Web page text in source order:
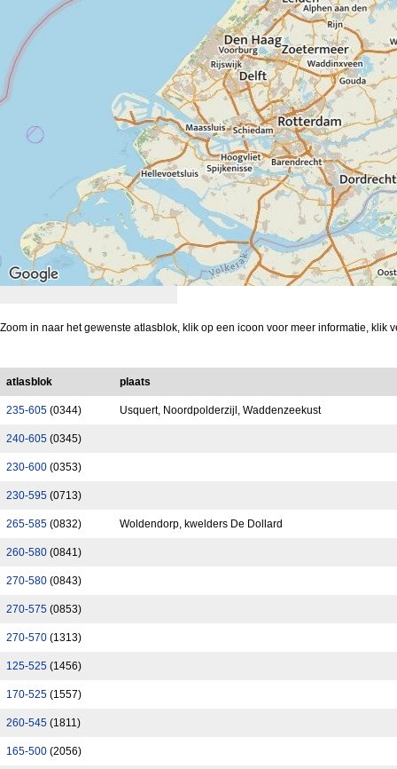
Zoom in naar het gewenste atlasblok, klik op een icoon voor meer informatie, klik
atlasblok plaats
235-605 (0344) Usquert, Noordpolderzijl, Waddenzeekust
240-605 (0345)
230-600 (0353)
230-595 (0713)
265-585 (0832) Woldendorp, kwelders De Dollard
260-580 (0841)
270-580 (0843)
270-575 (0853)
270-570 (1313)
125-525 (1456)
170-525 (1557)
260-545 (1811)
165-500 (2056)